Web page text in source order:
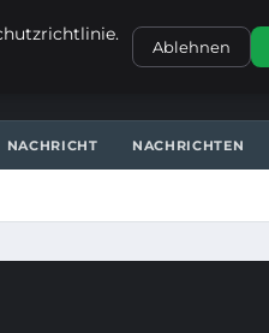
NACHRICHT NACHRICHTEN
Ablehnen